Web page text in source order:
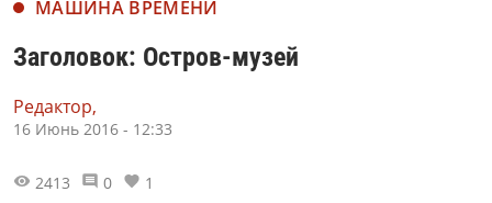
МАШИНА ВРЕМЕНИ
Заголовок: Остров-музей
Редактор,
16 Июнь 2016 - 12:33
2413 0 1